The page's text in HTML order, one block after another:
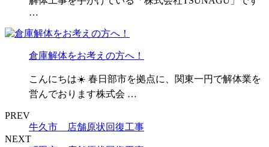
…
倉庫解体をお考えの方へ！
こんにちは☀️ 春日部市を拠点に、関東一円で解体業を
営んでおります株式会 …
PREV
牛久市 店舗原状回復工事
NEXT